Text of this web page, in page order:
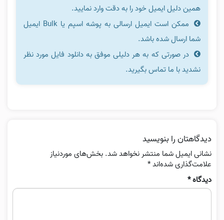
همین دلیل ایمیل خود را به دقت وارد نمایید.
ممکن است ایمیل ارسالی به پوشه اسپم یا Bulk ایمیل
شما ارسال شده باشد.
در صورتی که به هر دلیلی موفق به دانلود فایل مورد نظر
نشدید با ما تماس بگیرید.
دیدگاهتان را بنویسید
نشانی ایمیل شما منتشر نخواهد شد. بخش‌های موردنیاز
علامت‌گذاری شده‌اند*
دیدگاه*